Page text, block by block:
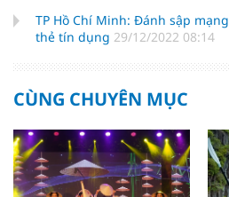
TP Hồ Chí Minh: Đánh sập
thẻ tín dụng 29/12/2022 08:14
CÙNG CHUYÊN MỤC